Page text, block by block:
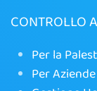
CONTROLLO
Per la
Per Aziende